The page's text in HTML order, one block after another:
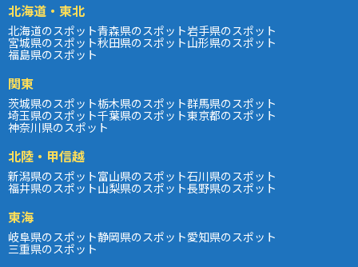
北海道・東北
北海道のスポット青森県のスポット岩手県のスポット
宮城県のスポット秋田県のスポット山形県のスポット
福島県のスポット
関東
茨城県のスポット栃木県のスポット群馬県のスポット
埼玉県のスポット千葉県のスポット東京都のスポット
神奈川県のスポット
北陸・甲信越
新潟県のスポット富山県のスポット石川県のスポット
福井県のスポット山梨県のスポット長野県のスポット
東海
岐阜県のスポット静岡県のスポット愛知県のスポット
三重県のスポット